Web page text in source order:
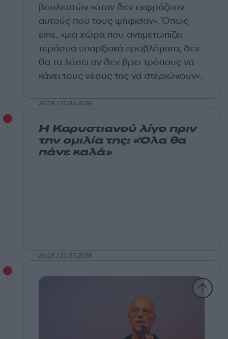
βουλευτών «όταν δεν εκφράζουν
αυτούς που τους ψήφισαν». Όπως
είπε, «μια χώρα που αντιμετωπίζει
τεράστια υπαρξιακά προβλήματα, δεν
θα τα λύσει αν δεν βρει τρόπους να
κάνει τους νέους της να στεριώνουν».
20:19 | 21.05.2026
Η Καρυστιανού λίγο πριν
την ομιλία της: «Όλα θα
πάνε καλά»
20:18 | 21.05.2026